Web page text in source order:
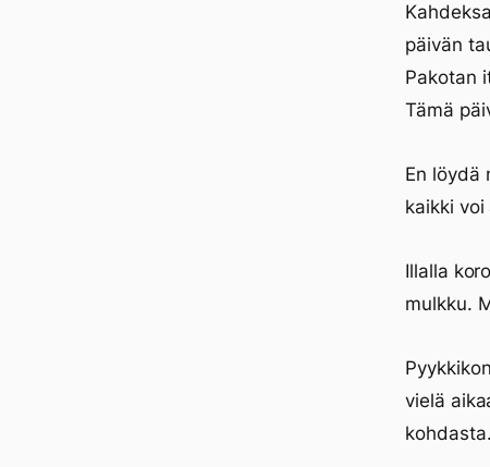
päivän
Pakotan
Tämä
En löydä
kaikki voi
Illalla
mulkku.
vielä